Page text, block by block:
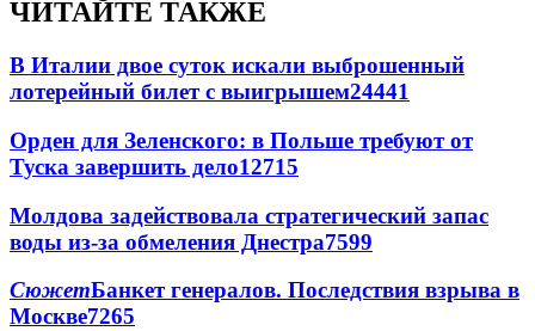
ЧИТАЙТЕ ТАКЖЕ
В Италии двое суток искали выброшенный
лотерейный билет с выигрышем24441
Орден для Зеленского: в Польше требуют от
Туска завершить дело12715
Молдова задействовала стратегический запас
воды из-за обмеления Днестра7599
СюжетБанкет генералов. Последствия взрыва в
Москве7265